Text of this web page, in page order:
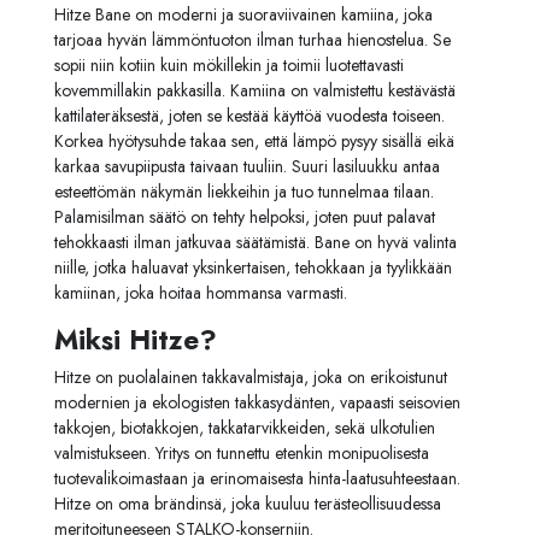
Hitze Bane on moderni ja suoraviivainen kamiina, joka
tarjoaa hyvän lämmöntuoton ilman turhaa hienostelua. Se
sopii niin kotiin kuin mökillekin ja toimii luotettavasti
kovemmillakin pakkasilla. Kamiina on valmistettu kestävästä
kattilateräksestä, joten se kestää käyttöä vuodesta toiseen.
Korkea hyötysuhde takaa sen, että lämpö pysyy sisällä eikä
karkaa savupiipusta taivaan tuuliin. Suuri lasiluukku antaa
esteettömän näkymän liekkeihin ja tuo tunnelmaa tilaan.
Palamisilman säätö on tehty helpoksi, joten puut palavat
tehokkaasti ilman jatkuvaa säätämistä. Bane on hyvä valinta
niille, jotka haluavat yksinkertaisen, tehokkaan ja tyylikkään
kamiinan, joka hoitaa hommansa varmasti.
Miksi Hitze?
Hitze on puolalainen takkavalmistaja, joka on erikoistunut
modernien ja ekologisten takkasydänten, vapaasti seisovien
takkojen, biotakkojen, takkatarvikkeiden, sekä ulkotulien
valmistukseen. Yritys on tunnettu etenkin monipuolisesta
tuotevalikoimastaan ja erinomaisesta hinta-laatusuhteestaan.
Hitze on oma brändinsä, joka kuuluu terästeollisuudessa
meritoituneeseen STALKO-konserniin.